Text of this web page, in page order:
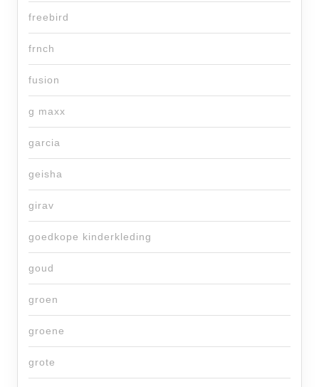
freebird
frnch
fusion
g maxx
garcia
geisha
girav
goedkope kinderkleding
goud
groen
groene
grote